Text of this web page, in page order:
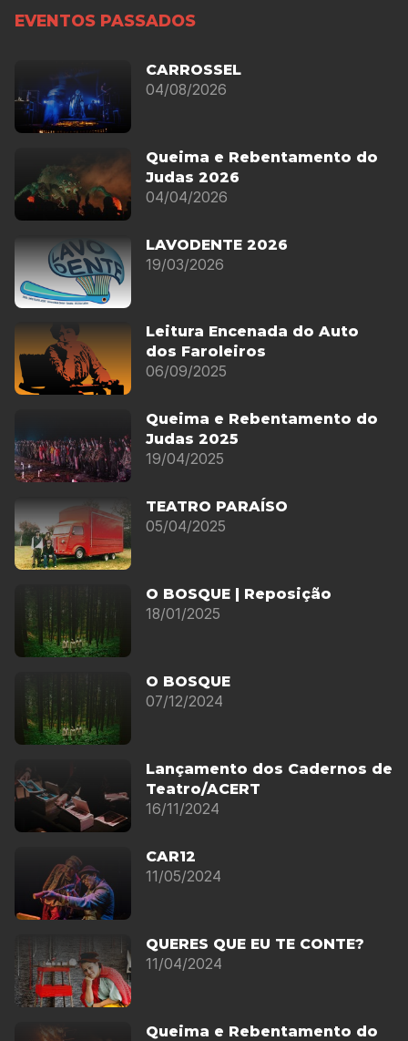
EVENTOS PASSADOS
CARROSSEL
04/08/2026
Queima e Rebentamento do
Judas 2026
04/04/2026
LAVODENTE 2026
19/03/2026
Leitura Encenada do Auto
dos Faroleiros
06/09/2025
Queima e Rebentamento do
Judas 2025
19/04/2025
TEATRO PARAÍSO
05/04/2025
O BOSQUE | Reposição
18/01/2025
O BOSQUE
07/12/2024
Lançamento dos Cadernos de
Teatro/ACERT
16/11/2024
CAR12
11/05/2024
QUERES QUE EU TE CONTE?
11/04/2024
Queima e Rebentamento do